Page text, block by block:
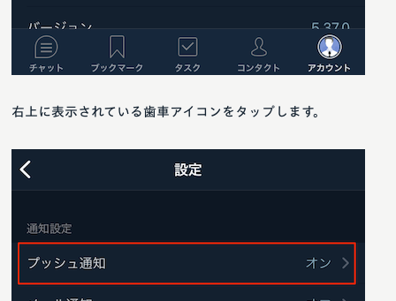
右上に表示されている歯車アイコンをタップします。